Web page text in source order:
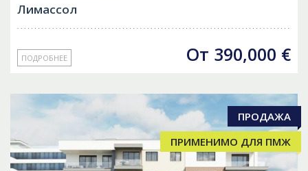
Лимассол
ПОДРОБНЕЕ От 390,000 €
ПРОДАЖА
ПРИМЕНИМО ДЛЯ ПМЖ